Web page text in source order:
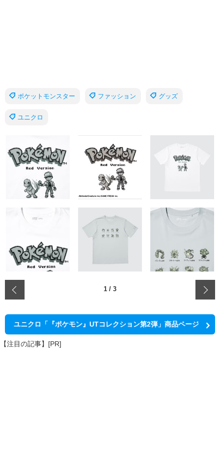
ポケットモンスター ファッション グッズ
ユニクロ
1 / 3
ユニクロ「『ポケモン』UTコレクション第2弾」商品ページ
【注目の記事】[PR]